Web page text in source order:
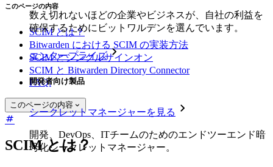
数え切れないほどの企業やビジネスが、自社の利益を
確保するためにビットワルデンを選んでいます。
エンタープライズ
開発者向け製品
シークレットマネージャーを見る
開発、DevOps、ITチームのためのエンドツーエンド暗
号化シークレットマネージャー。
このページの内容
SCIM とは？
Bitwarden における SCIM の実装方法
SCIM とシングルサインオン
SCIM と Bitwarden Directory Connector
FAQ:
このページの内容
SCIM とは？